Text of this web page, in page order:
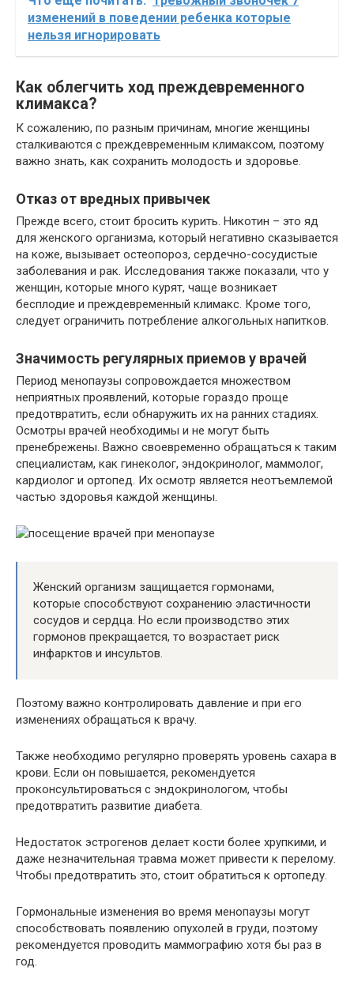
изменений в поведении ребенка которые
нельзя игнорировать
Как облегчить ход преждевременного
климакса?
К сожалению, по разным причинам, многие женщины
сталкиваются с преждевременным климаксом, поэтому
важно знать, как сохранить молодость и здоровье.
Отказ от вредных привычек
Прежде всего, стоит бросить курить. Никотин – это яд
для женского организма, который негативно сказывается
на коже, вызывает остеопороз, сердечно-сосудистые
заболевания и рак. Исследования также показали, что у
женщин, которые много курят, чаще возникает
бесплодие и преждевременный климакс. Кроме того,
следует ограничить потребление алкогольных напитков.
Значимость регулярных приемов у врачей
Период менопаузы сопровождается множеством
неприятных проявлений, которые гораздо проще
предотвратить, если обнаружить их на ранних стадиях.
Осмотры врачей необходимы и не могут быть
пренебрежены. Важно своевременно обращаться к таким
специалистам, как гинеколог, эндокринолог, маммолог,
кардиолог и ортопед. Их осмотр является неотъемлемой
частью здоровья каждой женщины.
Женский организм защищается гормонами,
которые способствуют сохранению эластичности
сосудов и сердца. Но если производство этих
гормонов прекращается, то возрастает риск
инфарктов и инсультов.
Поэтому важно контролировать давление и при его
изменениях обращаться к врачу.
Также необходимо регулярно проверять уровень сахара в
крови. Если он повышается, рекомендуется
проконсультироваться с эндокринологом, чтобы
предотвратить развитие диабета.
Недостаток эстрогенов делает кости более хрупкими, и
даже незначительная травма может привести к перелому.
Чтобы предотвратить это, стоит обратиться к ортопеду.
Гормональные изменения во время менопаузы могут
способствовать появлению опухолей в груди, поэтому
рекомендуется проводить маммографию хотя бы раз в
год.